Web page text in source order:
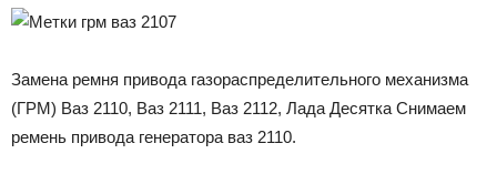
Замена ремня привода газораспределительного механизма
(ГРМ) Ваз 2110, Ваз 2111, Ваз 2112, Лада Десятка Снимаем
ремень привода генератора ваз 2110.